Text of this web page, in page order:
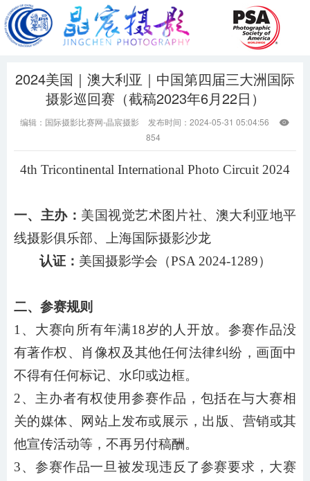
2024美国｜澳大利亚｜中国第四届三大洲国际
摄影巡回赛（截稿2023年6月22日）
编辑：国际摄影比赛网-晶宸摄影 发布时间：2024-05-31 05:04:56 
854
4th Tricontinental International Photo Circuit 2024
一、主办： 美国视觉艺术图片社、 澳大利亚地平
线摄影俱乐部、
上海国际摄影沙龙
认证： 美国摄影学会（PSA 2024-1289）
二、参赛规则
1、大赛向所有年满18岁的人开放。参赛作品没
有著作权、肖像权及其他任何法律纠纷，画面中
不得有任何标记、水印或边框。
2、主办者有权使用参赛作品，包括在与大赛相
关的媒体、网站上发布或展示，出版、营销或其
他宣传活动等，不再另付稿酬。
3、参赛作品一旦被发现违反了参赛要求，大赛